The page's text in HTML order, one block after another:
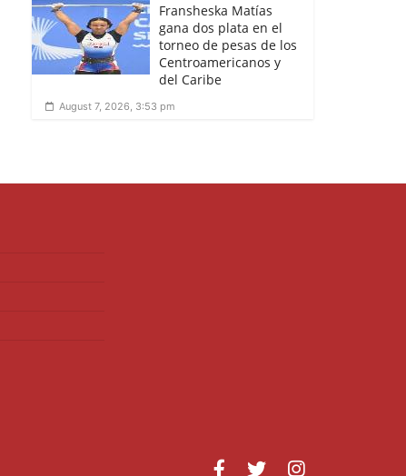
Fransheska Matías
gana dos plata en el
torneo de pesas de los
Centroamericanos y
del Caribe
August 7, 2026, 3:53 pm